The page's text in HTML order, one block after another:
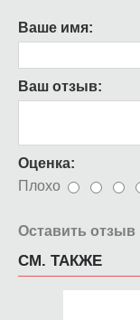
Ваше имя:
Ваш отзыв:
Оценка:
Плохо
Оставить отзыв
СМ. ТАКЖЕ